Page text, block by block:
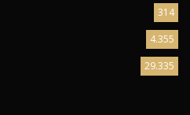
314
4.355
29.335